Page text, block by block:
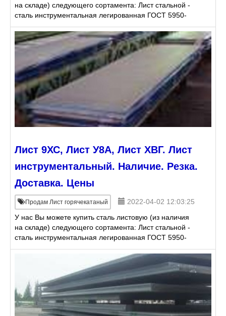
на складе) следующего сортамента: Лист стальной -
сталь инструментальная легированная ГОСТ 5950-
2000, инструментальная углеродистая ГОСТ 1435-
99: Ли
Лист 9ХС, Лист У8А, Лист ХВГ. Лист
инструментальный. Наличие. Резка.
Доставка. Цены
Продам Лист горячекатаный
2022-04-02 12:03:25
У нас Вы можете купить сталь листовую (из наличия
на складе) следующего сортамента: Лист стальной -
сталь инструментальная легированная ГОСТ 5950-
2000, инструментальная углеродистая ГОСТ 1435-